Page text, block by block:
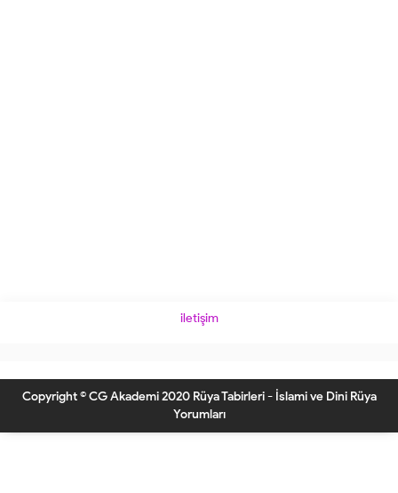
iletişim
Copyright © CG Akademi 2020 Rüya Tabirleri - İslami ve Dini Rüya
Yorumları